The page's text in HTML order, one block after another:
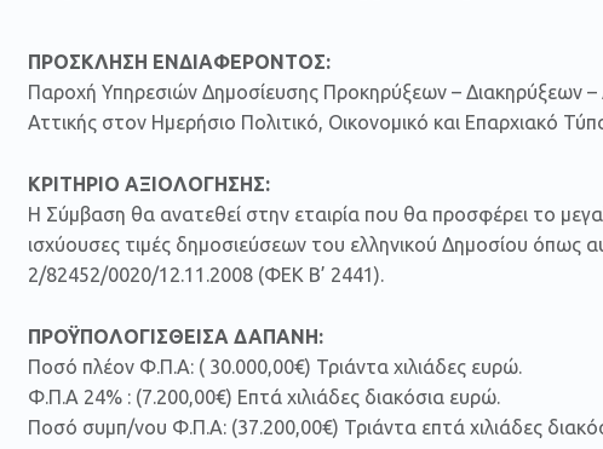
ΠΡΟΣΚΛΗΣΗ ΕΝΔΙΑΦΕΡΟΝΤΟΣ:
Παροχή Υπηρεσιών Δημοσίευσης Προκηρύξεων – Διακηρύξεων –
Αττικής στον Ημερήσιο Πολιτικό, Οικονομικό και Επαρχιακό
ΚΡΙΤΗΡΙΟ ΑΞΙΟΛΟΓΗΣΗΣ:
Η Σύμβαση θα ανατεθεί στην εταιρία που θα προσφέρει το
ισχύουσες τιμές δημοσιεύσεων του ελληνικού Δημοσίου όπως
2/82452/0020/12.11.2008 (ΦΕΚ Β’ 2441).
ΠΡΟΫΠΟΛΟΓΙΣΘΕΙΣΑ ΔΑΠΑΝΗ:
Ποσό πλέον Φ.Π.Α: ( 30.000,00€) Τριάντα χιλιάδες ευρώ.
Φ.Π.Α 24% : (7.200,00€) Επτά χιλιάδες διακόσια ευρώ.
Ποσό συμπ/νου Φ.Π.Α: (37.200,00€) Τριάντα επτά χιλιάδες